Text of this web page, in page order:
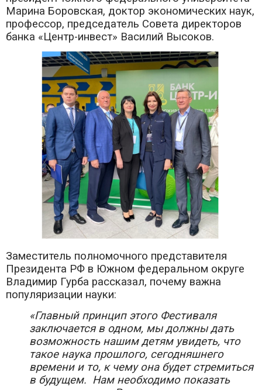
Марина Боровская, доктор экономических наук,
профессор, председатель Совета директоров
банка «Центр-инвест» Василий Высоков.
Заместитель полномочного представителя
Президента РФ в Южном федеральном округе
Владимир Гурба рассказал, почему важна
популяризации науки:
«Главный принцип этого Фестиваля
заключается в одном, мы должны дать
возможность нашим детям увидеть, что
такое наука прошлого, сегодняшнего
времени и то, к чему она будет стремиться
в будущем. Нам необходимо показать